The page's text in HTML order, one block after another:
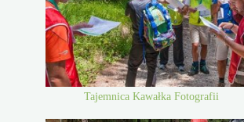
Tajemnica Kawałka Fotografii